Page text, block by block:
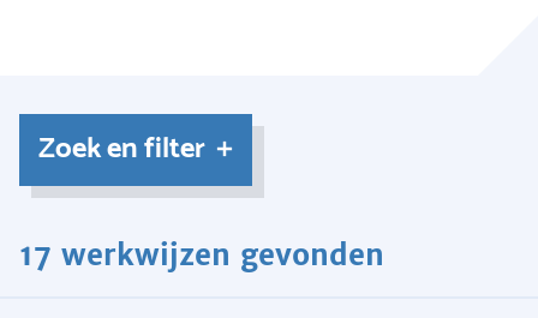
Zoek en filter
17 werkwijzen gevonden